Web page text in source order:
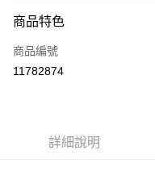
信用卡一次付款
LINE Pay
商品特色
商品編號
11782874
詳細說明